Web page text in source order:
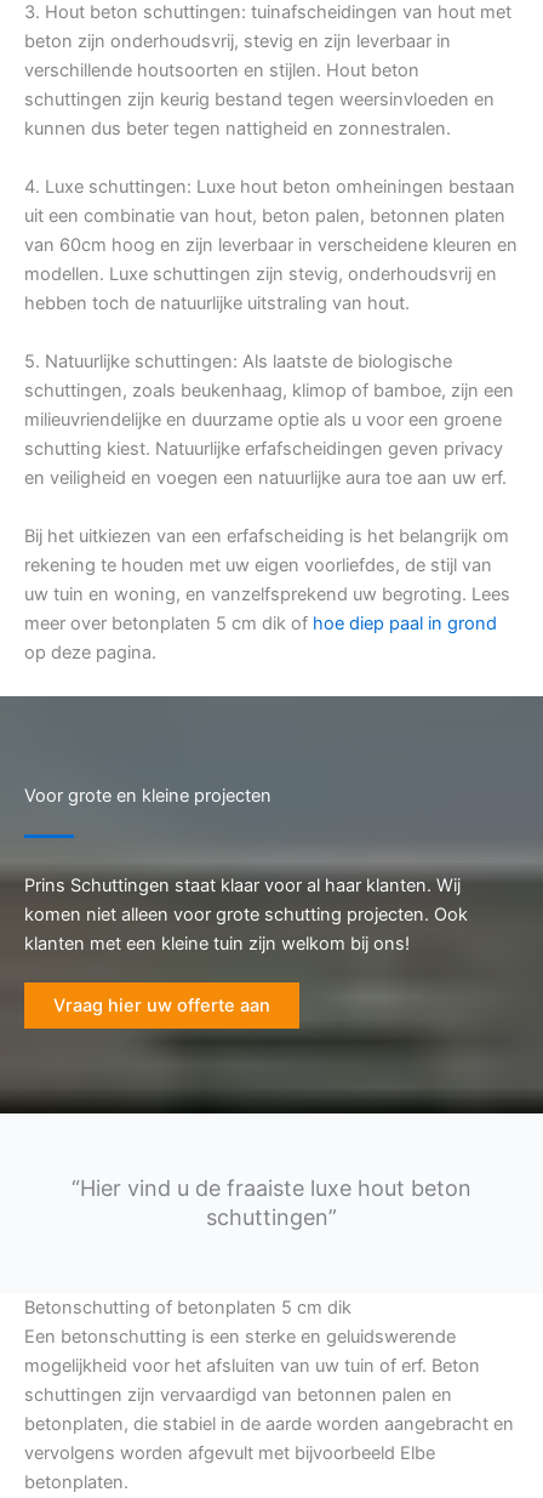
3. Hout beton schuttingen: tuinafscheidingen van hout met
beton zijn onderhoudsvrij, stevig en zijn leverbaar in
verschillende houtsoorten en stijlen. Hout beton
schuttingen zijn keurig bestand tegen weersinvloeden en
kunnen dus beter tegen nattigheid en zonnestralen.
4. Luxe schuttingen: Luxe hout beton omheiningen bestaan
uit een combinatie van hout, beton palen, betonnen platen
van 60cm hoog en zijn leverbaar in verscheidene kleuren en
modellen. Luxe schuttingen zijn stevig, onderhoudsvrij en
hebben toch de natuurlijke uitstraling van hout.
5. Natuurlijke schuttingen: Als laatste de biologische
schuttingen, zoals beukenhaag, klimop of bamboe, zijn een
milieuvriendelijke en duurzame optie als u voor een groene
schutting kiest. Natuurlijke erfafscheidingen geven privacy
en veiligheid en voegen een natuurlijke aura toe aan uw erf.
Bij het uitkiezen van een erfafscheiding is het belangrijk om
rekening te houden met uw eigen voorliefdes, de stijl van
uw tuin en woning, en vanzelfsprekend uw begroting. Lees
meer over betonplaten 5 cm dik of hoe diep paal in grond
op deze pagina.
Voor grote en kleine projecten
Prins Schuttingen staat klaar voor al haar klanten. Wij
komen niet alleen voor grote schutting projecten. Ook
klanten met een kleine tuin zijn welkom bij ons!
Vraag hier uw offerte aan
“Hier vind u de fraaiste luxe hout beton
schuttingen”
Betonschutting of betonplaten 5 cm dik
Een betonschutting is een sterke en geluidswerende
mogelijkheid voor het afsluiten van uw tuin of erf. Beton
schuttingen zijn vervaardigd van betonnen palen en
betonplaten, die stabiel in de aarde worden aangebracht en
vervolgens worden afgevult met bijvoorbeeld Elbe
betonplaten.